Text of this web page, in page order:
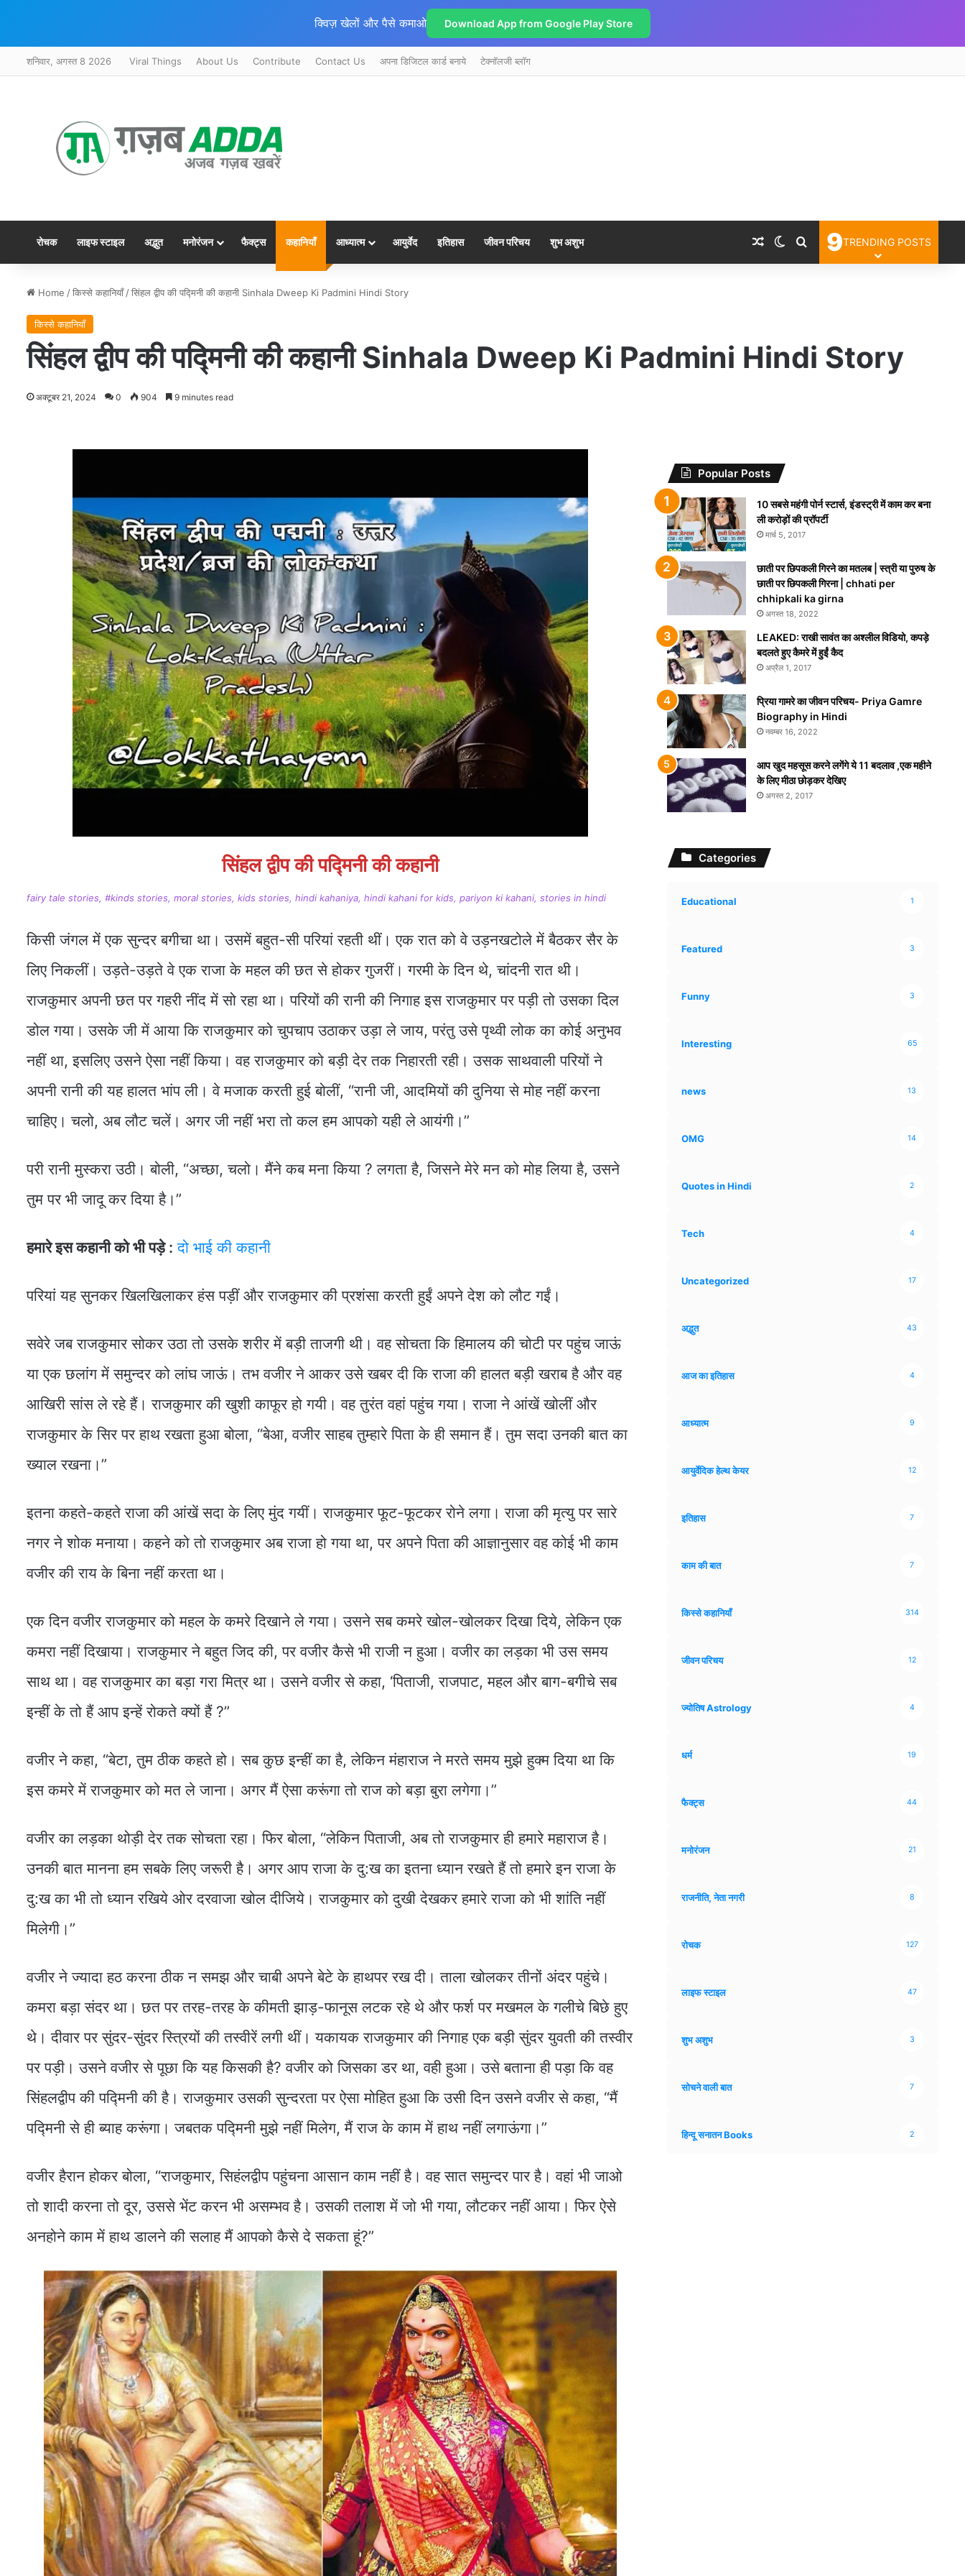
क्विज़ खेलों और पैसे कमाओ Download App from Google Play Store
शनिवार, अगस्त 8 2026 Viral Things About Us Contribute Contact Us अपना डिजिटल कार्ड बनाये टेक्नॉलजी ब्लॉग
रोचक लाइफ स्टाइल अद्भुत मनोरंजन फैक्ट्स कहानियाँ आध्यात्म आयुर्वेद इतिहास जीवन परिचय शुभ अशुभ Random Article
Switch skin
Search for
9TRENDING POSTS
Home /किस्से कहानियाँ /सिंहल द्वीप की पद्मिनी की कहानी Sinhala Dweep Ki Padmini Hindi Story
किस्से कहानियाँ
सिंहल द्वीप की पद्मिनी की कहानी Sinhala Dweep Ki Padmini Hindi Story
अक्टूबर 21, 2024 0 904 9 minutes read
सिंहल द्वीप की पद्मिनी की कहानी
fairy tale stories, #kinds stories, moral stories, kids stories, hindi kahaniya, hindi kahani for kids, pariyon ki kahani, stories in hindi
किसी जंगल में एक सुन्दर बगीचा था। उसमें बहुत-सी परियां रहती थीं। एक रात को वे उड़नखटोले में बैठकर सैर के
लिए निकलीं। उड़ते-उड़ते वे एक राजा के महल की छत से होकर गुजरीं। गरमी के दिन थे, चांदनी रात थी।
राजकुमार अपनी छत पर गहरी नींद में सो रहा था। परियों की रानी की निगाह इस राजकुमार पर पड़ी तो उसका दिल
डोल गया। उसके जी में आया कि राजकुमार को चुपचाप उठाकर उड़ा ले जाय, परंतु उसे पृथ्वी लोक का कोई अनुभव
नहीं था, इसलिए उसने ऐसा नहीं किया। वह राजकुमार को बड़ी देर तक निहारती रही। उसक साथवाली परियों ने
अपनी रानी की यह हालत भांप ली। वे मजाक करती हुई बोलीं, “रानी जी, आदमियों की दुनिया से मोह नहीं करना
चाहिए। चलो, अब लौट चलें। अगर जी नहीं भरा तो कल हम आपको यही ले आयंगी।”
परी रानी मुस्करा उठी। बोली, “अच्छा, चलो। मैंने कब मना किया ? लगता है, जिसने मेरे मन को मोह लिया है, उसने
तुम पर भी जादू कर दिया है।”
हमारे इस कहानी को भी पड़े : दो भाई की कहानी
परियां यह सुनकर खिलखिलाकर हंस पड़ीं और राजकुमार की प्रशंसा करती हुईं अपने देश को लौट गईं।
सवेरे जब राजकुमार सोकर उठा तो उसके शरीर में बड़ी ताजगी थी। वह सोचता कि हिमालय की चोटी पर पहुंच जाऊं
या एक छलांग में समुन्दर को लांघ जाऊं। तभ वजीर ने आकर उसे खबर दी कि राजा की हालत बड़ी खराब है और वह
आखिरी सांस ले रहे हैं। राजकुमार की खुशी काफूर हो गयी। वह तुरंत वहां पहुंच गया। राजा ने आंखें खोलीं और
राजकुमार के सिर पर हाथ रखता हुआ बोला, “बेआ, वजीर साहब तुम्हारे पिता के ही समान हैं। तुम सदा उनकी बात का
ख्याल रखना।”
इतना कहते-कहते राजा की आंखें सदा के लिए मुंद गयीं। राजकुमार फूट-फूटकर रोने लगा। राजा की मृत्यु पर सारे
नगर ने शोक मनाया। कहने को तो राजकुमार अब राजा हो गया था, पर अपने पिता की आज्ञानुसार वह कोई भी काम
वजीर की राय के बिना नहीं करता था।
एक दिन वजीर राजकुमार को महल के कमरे दिखाने ले गया। उसने सब कमरे खोल-खोलकर दिखा दिये, लेकिन एक
कमरा नहीं दिखाया। राजकुमार ने बहुत जिद की, पर वजीर कैसे भी राजी न हुआ। वजीर का लड़का भी उस समय
साथ था। वह राजकुमार का बड़ा गरा मित्र था। उसने वजीर से कहा, ‘पिताजी, राजपाट, महल और बाग-बगीचे सब
इन्हीं के तो हैं आप इन्हें रोकते क्यों हैं ?”
वजीर ने कहा, “बेटा, तुम ठीक कहते हो। सब कुछ इन्हीं का है, लेकिन मंहाराज ने मरते समय मुझे हुक्म दिया था कि
इस कमरे में राजकुमार को मत ले जाना। अगर मैं ऐसा करूंगा तो राज को बड़ा बुरा लगेगा।”
वजीर का लड़का थोड़ी देर तक सोचता रहा। फिर बोला, “लेकिन पिताजी, अब तो राजकुमार ही हमारे महाराज है।
उनकी बात मानना हम सबके लिए जरूरी है। अगर आप राजा के दु:ख का इतना ध्यान रखते हैं तो हमारे इन राजा के
दु:ख का भी तो ध्यान रखिये ओर दरवाजा खोल दीजिये। राजकुमार को दुखी देखकर हमारे राजा को भी शांति नहीं
मिलेगी।”
वजीर ने ज्यादा हठ करना ठीक न समझ और चाबी अपने बेटे के हाथपर रख दी। ताला खोलकर तीनों अंदर पहुंचे।
कमरा बड़ा संदर था। छत पर तरह-तरह के कीमती झाड़-फानूस लटक रहे थे और फर्श पर मखमल के गलीचे बिछे हुए
थे। दीवार पर सुंदर-सुंदर स्त्रियों की तस्वीरें लगी थीं। यकायक राजकुमार की निगाह एक बड़ी सुंदर युवती की तस्वीर
पर पड़ी। उसने वजीर से पूछा कि यह किसकी है? वजीर को जिसका डर था, वही हुआ। उसे बताना ही पड़ा कि वह
सिंहलद्वीप की पद्मिनी की है। राजकुमार उसकी सुन्दरता पर ऐसा मोहित हुआ कि उसी दिन उसने वजीर से कहा, “मैं
पद्मिनी से ही ब्याह करूंगा। जबतक पद्मिनी मुझे नहीं मिलेग, मैं राज के काम में हाथ नहीं लगाऊंगा।”
वजीर हैरान होकर बोला, “राजकुमार, सिहंलद्वीप पहुंचना आसान काम नहीं है। वह सात समुन्दर पार है। वहां भी जाओ
तो शादी करना तो दूर, उससे भेंट करन भी असम्भव है। उसकी तलाश में जो भी गया, लौटकर नहीं आया। फिर ऐसे
अनहोने काम में हाथ डालने की सलाह मैं आपको कैसे दे सकता हूं?”
Popular Posts
10 सबसे महंगी पोर्न स्टार्स, इंडस्ट्री में काम कर बना
ली करोड़ों की प्रॉपर्टी
मार्च 5, 2017
छाती पर छिपकली गिरने का मतलब | स्त्री या पुरुष के
छाती पर छिपकली गिरना | chhati per
chhipkali ka girna
अगस्त 18, 2022
LEAKED: राखी सावंत का अश्लील विडियो, कपड़े
बदलते हुए कैमरे में हुईं कैद
अप्रैल 1, 2017
प्रिया गामरे का जीवन परिचय- Priya Gamre
Biography in Hindi
नवम्बर 16, 2022
आप खुद महसूस करने लगेंगे ये 11 बदलाव ,एक महीने
के लिए मीठा छोड़कर देखिए
अगस्त 2, 2017
Categories
Educational 1
Featured 3
Funny 3
Interesting 65
news 13
OMG 14
Quotes in Hindi 2
Tech 4
Uncategorized 17
अद्भुत 43
आज का इतिहास 4
आध्यात्म 9
आयुर्वेदिक हेल्थ केयर 12
इतिहास 7
काम की बात 7
किस्से कहानियाँ 314
जीवन परिचय 12
ज्योतिष Astrology 4
धर्म 19
फैक्ट्स 44
मनोरंजन 21
राजनीति, नेता नगरी 8
रोचक 127
लाइफ स्टाइल 47
शुभ अशुभ 3
सोचने वाली बात 7
हिन्दू सनातन Books 2